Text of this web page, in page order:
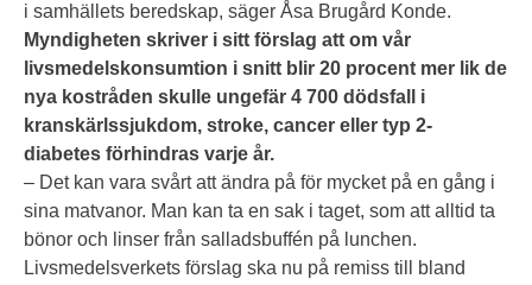
i samhällets beredskap, säger Åsa Brugård Konde.
Myndigheten skriver i sitt förslag att om vår
livsmedelskonsumtion i snitt blir 20 procent mer lik de
nya kostråden skulle ungefär 4 700 dödsfall i
kranskärlssjukdom, stroke, cancer eller typ 2-
diabetes förhindras varje år.
– Det kan vara svårt att ändra på för mycket på en gång i
sina mat­vanor. Man kan ta en sak i taget, som att alltid ta
bönor och linser från salladsbuffén på lunchen.
Livsmedelsverkets förslag ska nu på remiss till bland